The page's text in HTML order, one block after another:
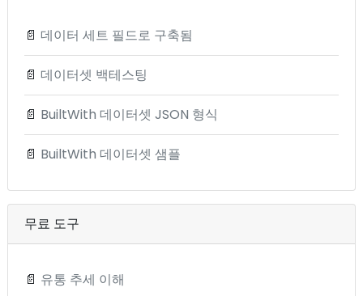
📄 데이터 세트 필드로 구축됨
📄 데이터셋 백테스팅
📄 BuiltWith 데이터셋 JSON 형식
📄 BuiltWith 데이터셋 샘플
무료 도구
📄 유통 추세 이해